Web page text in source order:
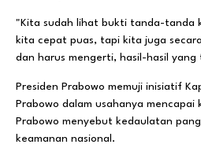
"Kita sudah lihat bukti tanda-tanda
kita cepat puas, tapi kita juga
dan harus mengerti, hasil-hasil
Presiden Prabowo memuji inisiatif
Prabowo dalam usahanya
Prabowo menyebut kedaulatan
keamanan nasional.